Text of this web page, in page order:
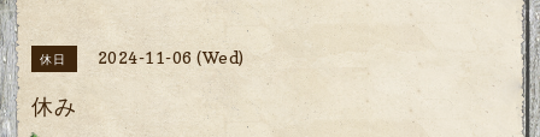
休日 2024-11-06 (Wed)
休み